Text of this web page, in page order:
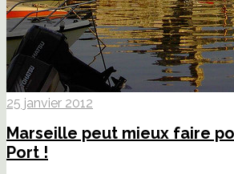
25 janvier 2012
Marseille peut mieux faire
Port !